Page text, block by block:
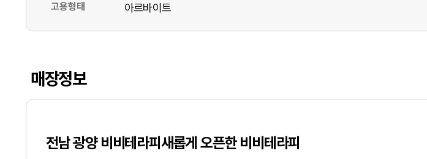
고용형태 아르바이트
매장정보
전남 광양 비비테라피새롭게 오픈한 비비테라피